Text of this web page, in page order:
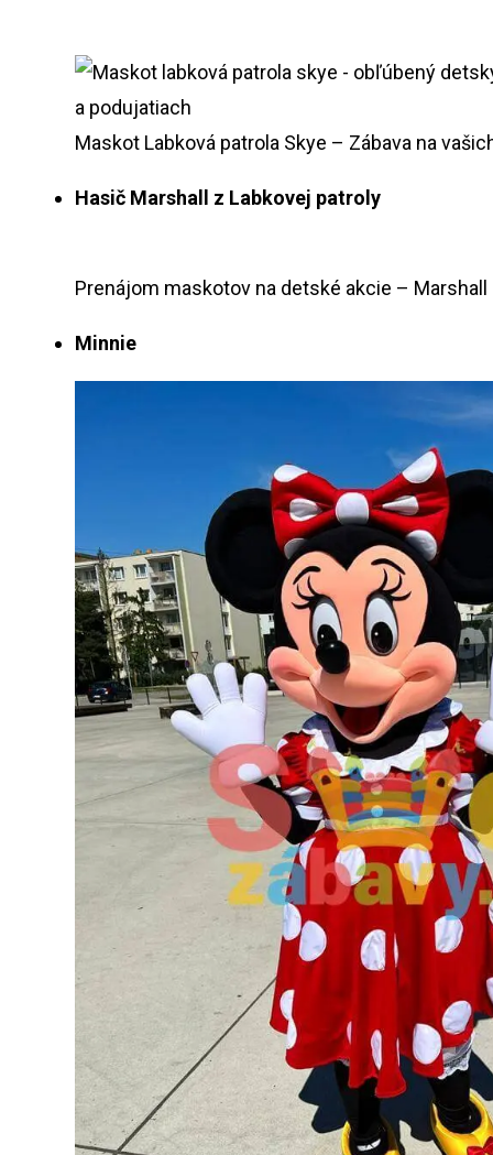
Maskot Labková patrola Skye – Zábava na
Hasič Marshall z Labkovej patroly
Prenájom maskotov na detské akcie – Marshall
Minnie